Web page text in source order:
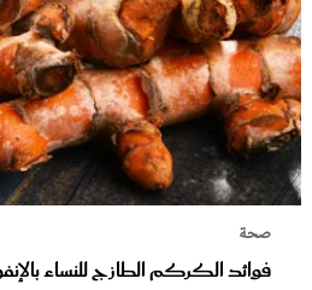
صحة
فوائد الكركم الطازج للنساء